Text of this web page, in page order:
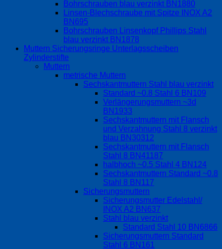
Bohrschrauben blau verzinkt BN1880
Linsen-Blechschraube mit Spitze INOX A2
BN695
Bohrschrauben Linsenkopf Phillips Stahl
blau verzinkt BN1878
Muttern Sicherungsringe Unterlagsscheiben
Zylinderstifte
Muttern
metrische Muttern
Sechskantmuttern Stahl blau verzinkt
Standard ~0.8 Stahl 6 BN109
Verlängerungsmuttern ~3d
BN1933
Sechskantmuttern mit Flansch
und Verzahnung Stahl 8 verzinkt
blau BN30312
Sechskantmuttern mit Flansch
Stahl 8 BN41187
halbhoch ~0.5 Stahl 4 BN124
Sechskantmuttern Standard ~0.8
Stahl 8 BN117
Sicherungsmuttern
Sicherungsmutter Edelstahl/
INOX A2 BN637
Stahl blau verzinkt
Standard Stahl 10 BN6866
Sicherungsmuttern Standard
Stahl 6 BN161